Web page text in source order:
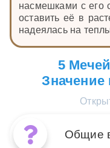
насмешками с его
оставить её в
надеялась на
5
Значение
Общие